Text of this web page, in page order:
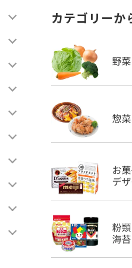
カテゴリーか